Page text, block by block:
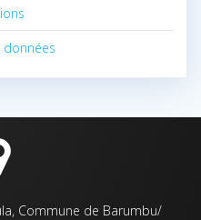
données
Commune de Barumbu/